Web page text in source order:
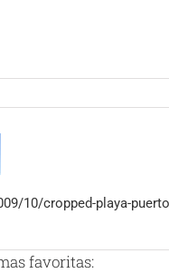
10/cropped-playa-
favoritas: